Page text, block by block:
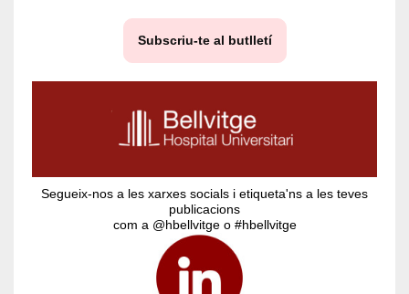
Subscriu-te al butlletí
Segueix-nos a les xarxes socials i etiqueta'ns a les teves
publicacions
com a @hbellvitge o #hbellvitge